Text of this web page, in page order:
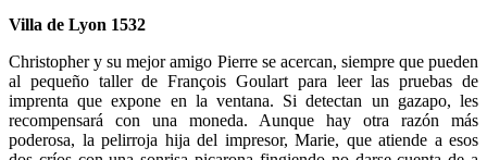
Villa de Lyon 1532
Christopher y su mejor amigo Pierre se acercan, siempre que pueden
al pequeño taller de François Goulart para leer las pruebas de
imprenta que expone en la ventana. Si detectan un gazapo, les
recompensará con una moneda. Aunque hay otra razón más
poderosa, la pelirroja hija del impresor, Marie, que atiende a esos